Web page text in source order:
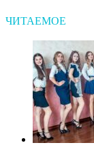
ЧИТАЕМОЕ